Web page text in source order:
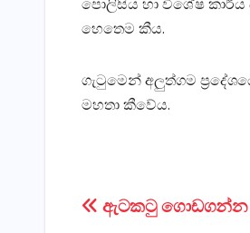
පොලිසිය හා විශේෂ කාර්ය
හෙතෙම කීය.
ගැටුමෙන් අලුත්ගම
මහතා කීවේය.
Post
ඇටකටු ගොඩගන්න